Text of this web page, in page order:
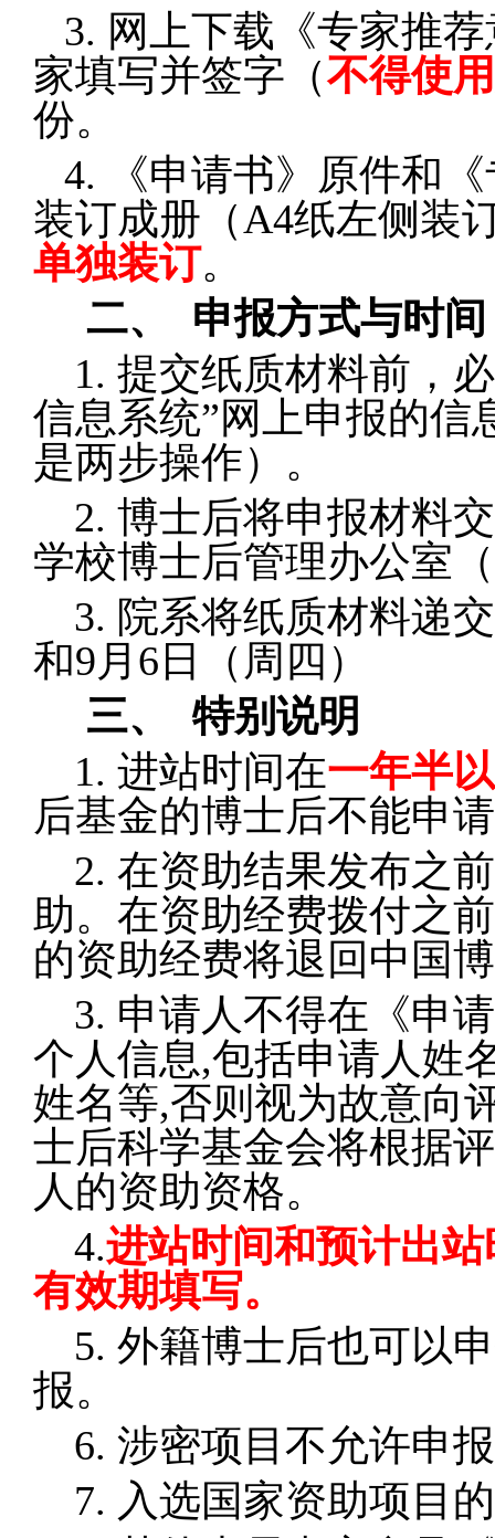
3. 网上下载《专家推
家填写并签字（不得使
份。
4.
《申请书》原件和
装订成册（A4纸左侧装
单独装订。
二、
申报方式与时间
1. 提交纸质材料前，
信息系统”网上申报的信
是两步操作）。
2. 博士后将申报材料
学校博士后管理办公室
3. 院系将纸质材料递
和9月6日（周四）
三、
特别说明
1. 进站时间在一年半
后基金的博士后不能申
2. 在资助结果发布之
助。在资助经费拨付之
的资助经费将退回中国
3. 申请人不得在《申
个人信息,包括申请人姓
姓名等,否则视为故意向
士后科学基金会将根据
人的资助资格。
4.进站时间和预计出
有效期填写。
5. 外籍博士后也可以
报。
6. 涉密项目不允许申
7. 入选国家资助项目